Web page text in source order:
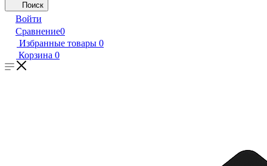
Поиск
Войти
Сравнение0
Избранные товары 0
Корзина 0